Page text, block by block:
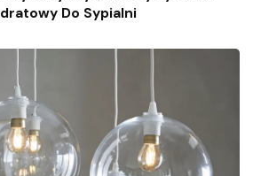
Do Sypialni